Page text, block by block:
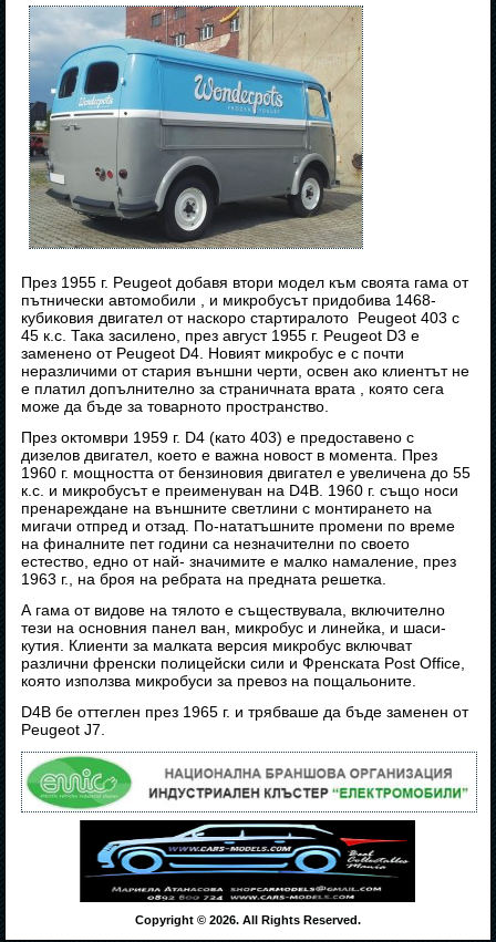
През 1955 г. Peugeot добавя втори модел към своята гама от
пътнически автомобили , и микробусът придобива 1468-
кубиковия двигател от наскоро стартиралото Peugeot 403 с
45 к.с. Така засилено, през август 1955 г. Peugeot D3 е
заменено от Peugeot D4. Новият микробус е с почти
неразличими от стария външни черти, освен ако клиентът не
е платил допълнително за страничната врата , която сега
може да бъде за товарното пространство.
През октомври 1959 г. D4 (като 403) е предоставено с
дизелов двигател, което е важна новост в момента. През
1960 г. мощността от бензиновия двигател е увеличена до 55
к.с. и микробусът е преименуван на D4B. 1960 г. също носи
пренареждане на външните светлини с монтирането на
мигачи отпред и отзад. По-нататъшните промени по време
на финалните пет години са незначителни по своето
естество, едно от най- значимите е малко намаление, през
1963 г., на броя на ребрата на предната решетка.
А гама от видове на тялото е съществувала, включително
тези на основния панел ван, микробус и линейка, и шаси-
кутия. Клиенти за малката версия микробус включват
различни френски полицейски сили и Френската Post Office,
която използва микробуси за превоз на пощальоните.
D4B бе оттеглен през 1965 г. и трябваше да бъде заменен от
Peugeot J7.
Copyright © 2026. All Rights Reserved.